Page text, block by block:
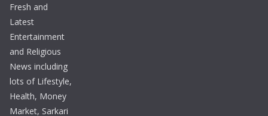
Fresh and
Latest
Entertainment
and Religious
News including
lots of Lifestyle,
Health, Money
Market, Sarkari